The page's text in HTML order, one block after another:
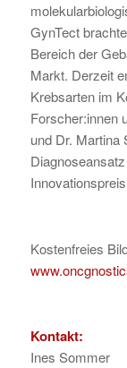
GynTect
Bereich der
Markt. Derzeit
Krebsarten im
Forscher:innen
und Dr. Martina
Kostenfreies
Kontakt:
Ines Sommer